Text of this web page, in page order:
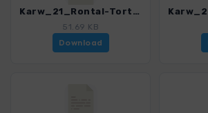
Karw_21_Rontal-Tortal_4484_11.gpx
51.69 KB
Download